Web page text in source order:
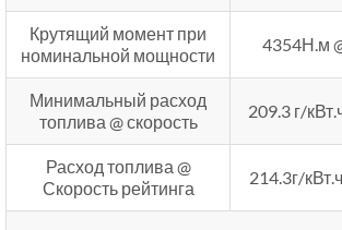
Крутящий момент при
номинальной мощности
4354Н.м
Минимальный расход
топлива @ скорость
209.3 г/
Расход топлива @
Скорость рейтинга
214.3г/